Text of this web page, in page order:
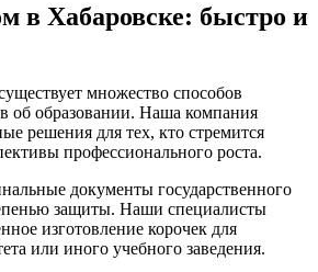
в Хабаровске: быстро и
множество способов
об образовании. Наша компания
решения для тех, кто стремится
профессионального роста.
документы государственного
защиты. Наши специалисты
изготовление корочек для
или иного учебного заведения.